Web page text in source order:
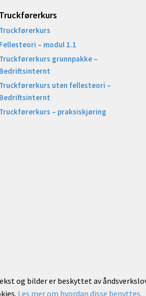
Truckførerkurs
Truckførerkurs
Fellesteori – modul 1.1
Truckførerkurs grunnpakke –
Bedriftsinternt
Truckførerkurs uten fellesteori –
Bedriftsinternt
Truckførerkurs – praksiskjøring
og bilder er beskyttet av
Les mer om hvordan disse benyttes.